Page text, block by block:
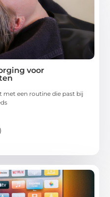
voor
met een routine die past bij